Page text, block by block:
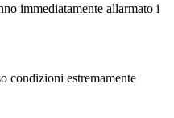
immediatamente allarmato i
condizioni estremamente